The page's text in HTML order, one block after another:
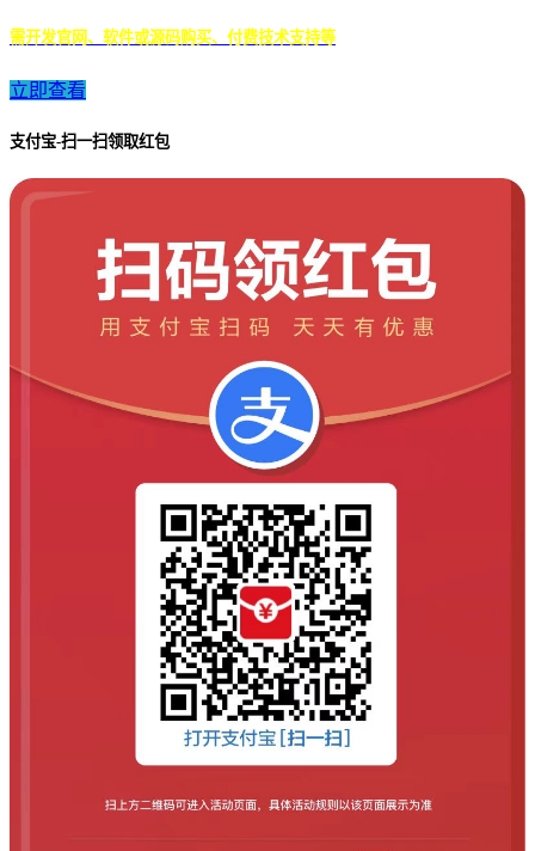
需开发官网、软件或源码购买、付费技术支持等
立即查看
支付宝-扫一扫领取红包